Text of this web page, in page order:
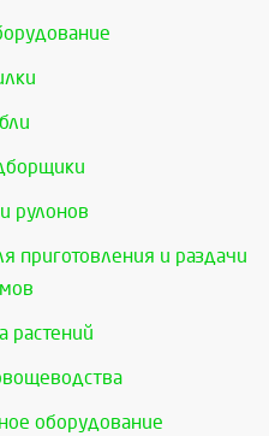
рулонов
приготовления и раздачи
растений
оборудование